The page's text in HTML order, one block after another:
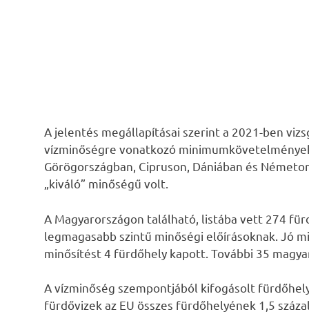
A jelentés megállapításai szerint a 2021-ben
vízminőségre vonatkozó
Görögországban, Cipruson, Dániában és
„kiváló” minőségű volt.
A Magyarországon található, listába vett 274
legmagasabb szintű minőségi előírásoknak. Jó
minősítést 4 fürdőhely kapott. További 35
A vízminőség szempontjából kifogásolt
fürdővizek az EU összes fürdőhelyének 1,5